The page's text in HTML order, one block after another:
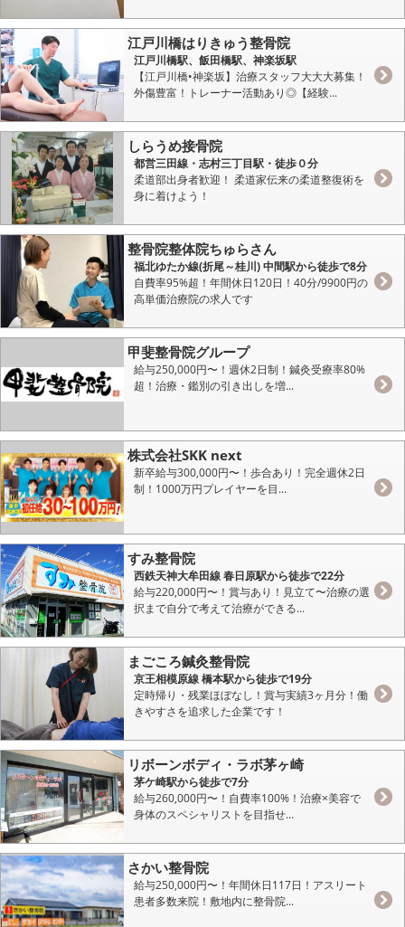
江戸川橋はりきゅう整骨院
江戸川橋駅、飯田橋駅、神楽坂駅
【江戸川橋•神楽坂】治療スタッフ大大大募集！
外傷豊富！トレーナー活動あり◎【経験...
しらうめ接骨院
都営三田線・志村三丁目駅・徒歩０分
柔道部出身者歓迎！ 柔道家伝来の柔道整復術を
身に着けよう！
整骨院整体院ちゅらさん
福北ゆたか線(折尾～桂川) 中間駅から徒歩で8分
自費率95%超！年間休日120日！40分/9900円の
高単価治療院の求人です
甲斐整骨院グループ
給与250,000円〜！週休2日制！鍼灸受療率80%
超！治療・鑑別の引き出しを増...
株式会社SKK next
新卒給与300,000円〜！歩合あり！完全週休2日
制！1000万円プレイヤーを目...
すみ整骨院
西鉄天神大牟田線 春日原駅から徒歩で22分
給与220,000円〜！賞与あり！見立て〜治療の選
択まで自分で考えて治療ができる...
まごころ鍼灸整骨院
京王相模原線 橋本駅から徒歩で19分
定時帰り・残業ほぼなし！賞与実績3ヶ月分！働
きやすさを追求した企業です！
リボーンボディ・ラボ茅ヶ崎
茅ケ崎駅から徒歩で7分
給与260,000円〜！自費率100%！治療×美容で
身体のスペシャリストを目指せ...
さかい整骨院
給与250,000円〜！年間休日117日！アスリート
患者多数来院！敷地内に整骨院...